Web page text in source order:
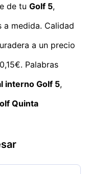
de tu Golf 5,
medida. Calidad
a un precio
Palabras
interno Golf 5,
Quinta